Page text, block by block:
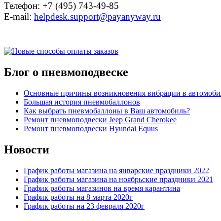
Телефон: +7 (495) 743-49-85
E-mail: helpdesk.support@payanyway.ru
Блог о пневмоподвеске
Основные причины возникновения вибрации в
Большая история пневмобаллонов
Как выбрать пневмобаллоны в Ваш автомобиль?
Ремонт пневмоподвески Jeep Grand Cherokee
Ремонт пневмоподвески Hyundai Equus
Новости
График работы магазина на январские праздники 2022
График работы магазина на ноябрьские праздники 2021
График работы магазинов на время карантина
График работы на 8 марта 2020г
График работы на 23 февраля 2020г